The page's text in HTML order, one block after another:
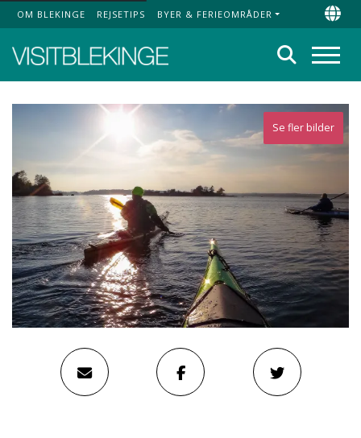
Top Menu
OM BLEKINGE REJSETIPS BYER & FERIEOMRÅDER
Søg
Se fler bilder